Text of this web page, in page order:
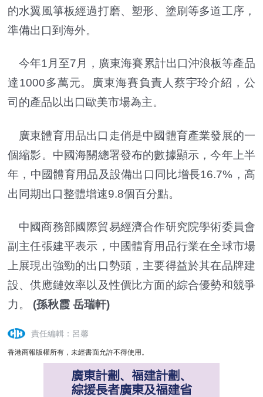
的水翼風箏板經過打磨、塑形、塗刷等多道工序，
準備出口到海外。
今年1月至7月，廣東海賽累計出口沖浪板等產品
達1000多萬元。廣東海賽負責人蔡宇玲介紹，公
司的產品以出口歐美市場為主。
廣東體育用品出口走俏是中國體育產業發展的一
個縮影。中國海關總署發布的數據顯示，今年上半
年，中國體育用品及設備出口同比增長16.7%，高
出同期出口整體增速9.8個百分點。
中國商務部國際貿易經濟合作研究院學術委員會
副主任張建平表示，中國體育用品行業在全球市場
上展現出強勁的出口勢頭，主要得益於其在品牌建
設、供應鏈效率以及性價比方面的綜合優勢和競爭
力。
(孫秋霞 岳瑞軒)
責任編輯：呂馨
香港商報版權所有，未經書面允許不得使用。